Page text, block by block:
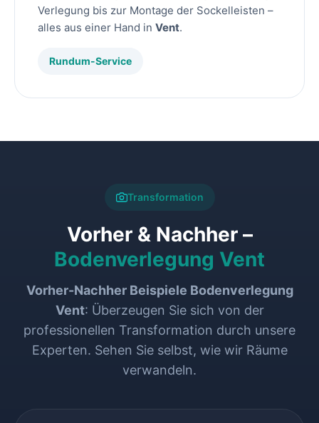
Verlegung bis zur Montage der Sockelleisten –
alles aus einer Hand in Vent.
Rundum-Service
Transformation
Vorher & Nachher –
Bodenverlegung Vent
Vorher-Nachher Beispiele Bodenverlegung
Vent: Überzeugen Sie sich von der
professionellen Transformation durch unsere
Experten. Sehen Sie selbst, wie wir Räume
verwandeln.